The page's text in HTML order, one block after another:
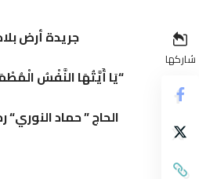
شاركها
جريدة أرض
“يَا أَيَّتُهَا النَّفْسُ
الحاج ” حماد النوري“